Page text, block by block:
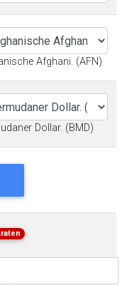
Afghani. (AFN)
Dollar. (BMD)